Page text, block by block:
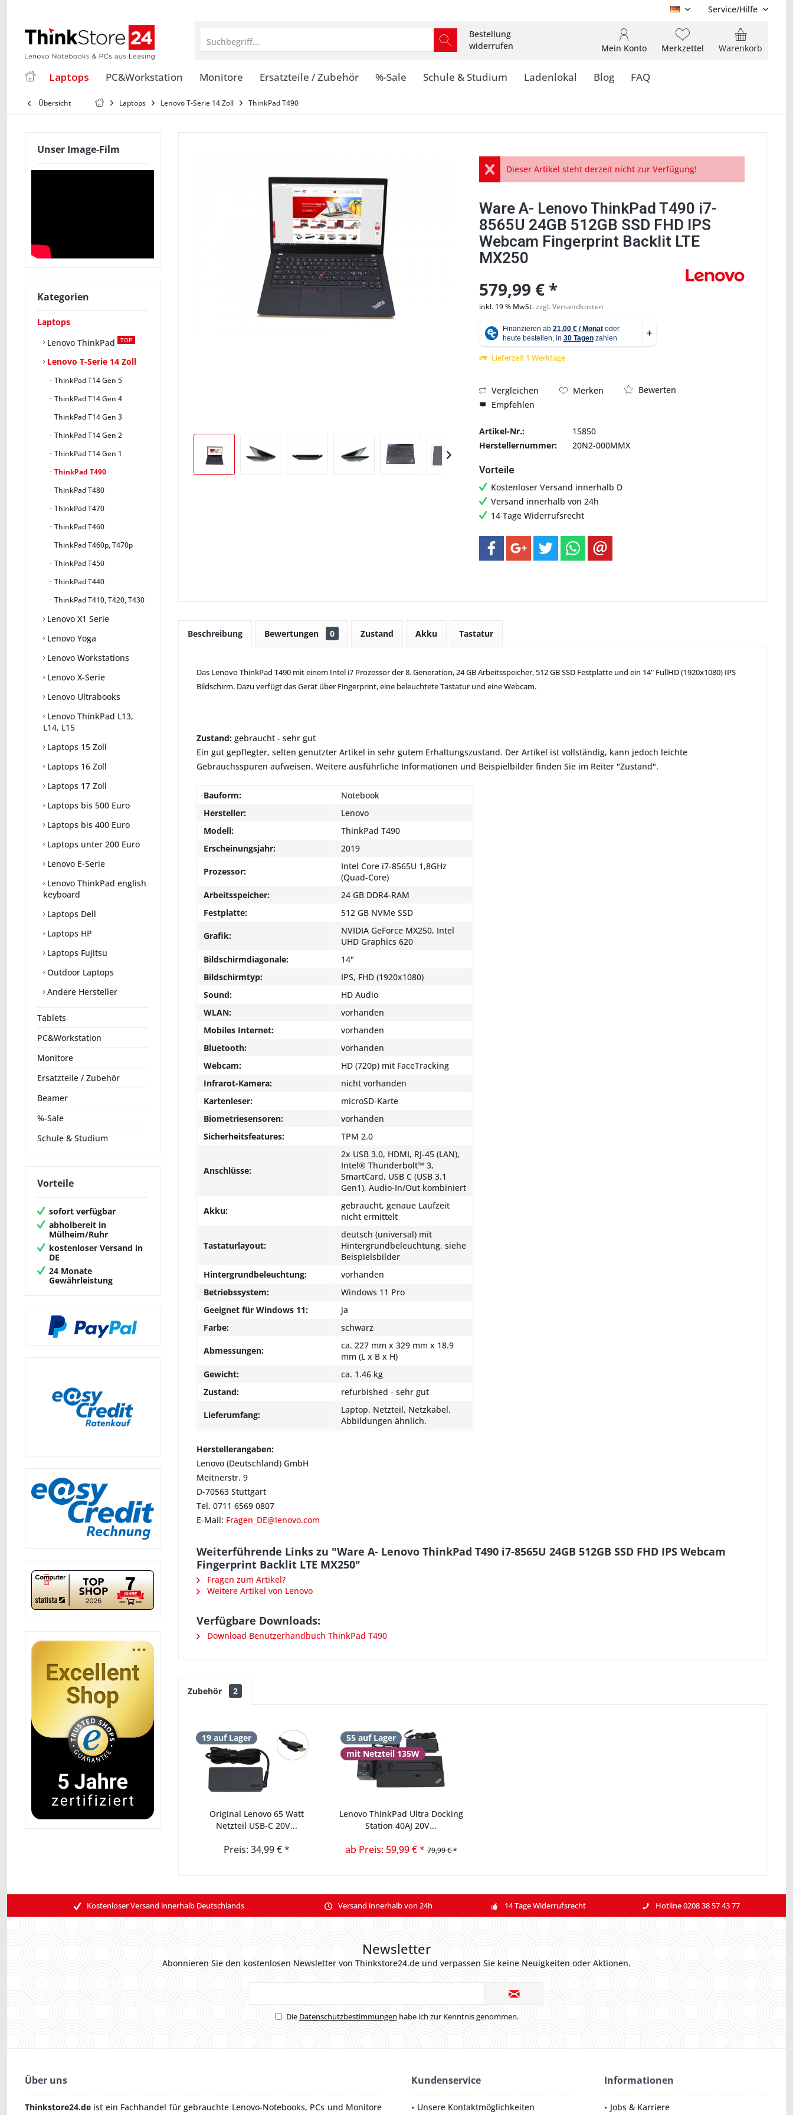
DE Service/Hilfe
Suchbegriff...
Bestellung
widerrufen
Warenkorb
Merkzettel
Mein Konto
Laptops PC&Workstation Monitore Ersatzteile / Zubehör %-Sale Schule & Studium Ladenlokal Blog FAQ
Übersicht Laptops Lenovo T-Serie 14 Zoll ThinkPad T490
Unser Image-Film
Kategorien
Laptops
Lenovo ThinkPad
TOP
Lenovo T-Serie 14 Zoll
ThinkPad T14 Gen 5
ThinkPad T14 Gen 4
ThinkPad T14 Gen 3
ThinkPad T14 Gen 2
ThinkPad T14 Gen 1
ThinkPad T490
ThinkPad T480
ThinkPad T470
ThinkPad T460
ThinkPad T460p, T470p
ThinkPad T450
ThinkPad T440
ThinkPad T410, T420, T430
Lenovo X1 Serie
Lenovo Yoga
Lenovo Workstations
Lenovo X-Serie
Lenovo Ultrabooks
Lenovo ThinkPad L13,
L14, L15
Laptops 15 Zoll
Laptops 16 Zoll
Laptops 17 Zoll
Laptops bis 500 Euro
Laptops bis 400 Euro
Laptops unter 200 Euro
Lenovo E-Serie
Lenovo ThinkPad english
keyboard
Laptops Dell
Laptops HP
Laptops Fujitsu
Outdoor Laptops
Andere Hersteller
Tablets
PC&Workstation
Monitore
Ersatzteile / Zubehör
Beamer
%-Sale
Schule & Studium
Vorteile
sofort verfügbar
abholbereit in
Mülheim/Ruhr
kostenloser Versand in
DE
24 Monate
Gewährleistung
Abbildung ähnlich
Dieser Artikel steht derzeit nicht zur Verfügung!
Ware A- Lenovo ThinkPad T490 i7-
8565U 24GB 512GB SSD FHD IPS
Webcam Fingerprint Backlit LTE
MX250
579,99 € *
inkl. 19 % MwSt.zzgl. Versandkosten
Lieferzeit 1 Werktage
Vergleichen Merken
Bewerten
Empfehlen
Artikel-Nr.:
15850
Herstellernummer:
20N2-000MMX
Vorteile
Kostenloser Versand innerhalb D
Versand innerhalb von 24h
14 Tage Widerrufsrecht
Beschreibung Bewertungen 0 Zustand Akku Tastatur
Das Lenovo ThinkPad T490 mit einem Intel i7 Prozessor der 8. Generation, 24 GB Arbeitsspeicher, 512 GB SSD Festplatte und ein 14" FullHD (1920x1080) IPS
Bildschirm. Dazu verfügt das Gerät über Fingerprint, eine beleuchtete Tastatur und eine Webcam.
Zustand: gebraucht - sehr gut
Ein gut gepflegter, selten genutzter Artikel in sehr gutem Erhaltungszustand. Der Artikel ist vollständig, kann jedoch leichte
Gebrauchsspuren aufweisen. Weitere ausführliche Informationen und Beispielbilder finden Sie im Reiter "Zustand".
Bauform:
Notebook
Hersteller:
Lenovo
Modell:
ThinkPad T490
Erscheinungsjahr:
2019
Prozessor:
Intel Core i7-8565U 1,8GHz
(Quad-Core)
Arbeitsspeicher:
24 GB DDR4-RAM
Festplatte:
512 GB NVMe SSD
Grafik:
NVIDIA GeForce MX250, Intel
UHD Graphics 620
Bildschirmdiagonale:
14"
Bildschirmtyp:
IPS, FHD (1920x1080)
Sound:
HD Audio
WLAN:
vorhanden
Mobiles Internet:
vorhanden
Bluetooth:
vorhanden
Webcam:
HD (720p) mit FaceTracking
Infrarot-Kamera:
nicht vorhanden
Kartenleser:
microSD-Karte
Biometriesensoren:
vorhanden
Sicherheitsfeatures:
TPM 2.0
Anschlüsse:
2x USB 3.0, HDMI, RJ-45 (LAN),
Intel® Thunderbolt™ 3,
SmartCard, USB C (USB 3.1
Gen1), Audio-In/Out kombiniert
Akku:
gebraucht, genaue Laufzeit
nicht ermittelt
Tastaturlayout:
deutsch (universal) mit
Hintergrundbeleuchtung, siehe
Beispielsbilder
Hintergrundbeleuchtung:
vorhanden
Betriebssystem:
Windows 11 Pro
Geeignet für Windows 11:
ja
Farbe:
schwarz
Abmessungen:
ca. 227 mm x 329 mm x 18.9
mm (L x B x H)
Gewicht:
ca. 1.46 kg
Zustand:
refurbished - sehr gut
Lieferumfang:
Laptop, Netzteil, Netzkabel.
Abbildungen ähnlich.
Herstellerangaben:
Lenovo (Deutschland) GmbH
Meitnerstr. 9
D-70563 Stuttgart
Tel. 0711 6569 0807
E-Mail: Fragen_DE@lenovo.com
Weiterführende Links zu "Ware A- Lenovo ThinkPad T490 i7-8565U 24GB 512GB SSD FHD IPS Webcam
Fingerprint Backlit LTE MX250"
Fragen zum Artikel?
Weitere Artikel von Lenovo
Verfügbare Downloads:
Download Benutzerhandbuch ThinkPad T490
Zubehör 2
19 auf Lager
Original Lenovo 65 Watt
Netzteil USB-C 20V...
Preis: 34,99 € *
55 auf Lager
mit Netzteil 135W
Lenovo ThinkPad Ultra Docking
Station 40AJ 20V...
ab Preis: 59,99 € * 79,99 € *
Kostenloser Versand innerhalb Deutschlands Versand innerhalb von 24h 14 Tage Widerrufsrecht Hotline 0208 38 57 43 77
Newsletter
Abonnieren Sie den kostenlosen Newsletter von Thinkstore24.de und verpassen Sie keine Neuigkeiten oder Aktionen.
Die Datenschutzbestimmungen habe ich zur Kenntnis genommen.
Über uns
Thinkstore24.de ist ein Fachhandel für gebrauchte Lenovo-Notebooks, PCs und Monitore
Kundenservice
Unsere Kontaktmöglichkeiten
Informationen
Jobs & Karriere